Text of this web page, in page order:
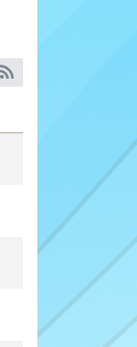
RSS訂閱